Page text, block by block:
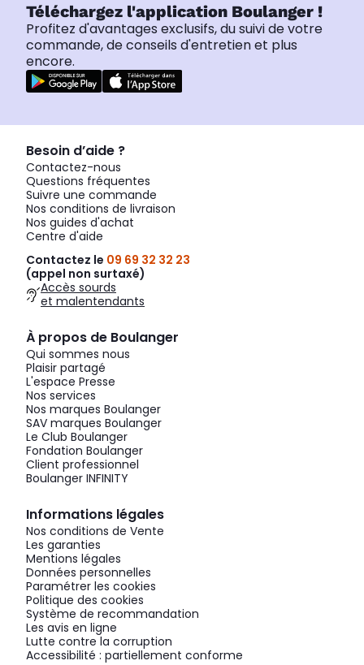
Téléchargez l'application Boulanger !
Profitez d'avantages exclusifs, du suivi de votre
commande, de conseils d'entretien et plus
encore.
Besoin d’aide ?
Contactez-nous
Questions fréquentes
Suivre une commande
Nos conditions de livraison
Nos guides d'achat
Centre d'aide
Contactez le 09 69 32 32 23
(appel non surtaxé)
Accès sourds
et malentendants
À propos de Boulanger
Qui sommes nous
Plaisir partagé
L'espace Presse
Nos services
Nos marques Boulanger
SAV marques Boulanger
Le Club Boulanger
Fondation Boulanger
Client professionnel
Boulanger INFINITY
Informations légales
Nos conditions de Vente
Les garanties
Mentions légales
Données personnelles
Paramétrer les cookies
Politique des cookies
Système de recommandation
Les avis en ligne
Lutte contre la corruption
Accessibilité : partiellement conforme